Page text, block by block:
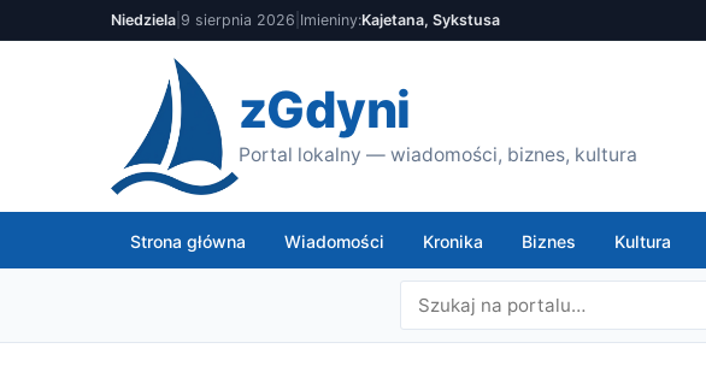
Niedziela 9 sierpnia 2026 Imieniny:Kajetana, Sykstusa
zGdyni
Portal lokalny — wiadomości, biznes, kultura
Strona główna Wiadomości Kronika Biznes Kultura